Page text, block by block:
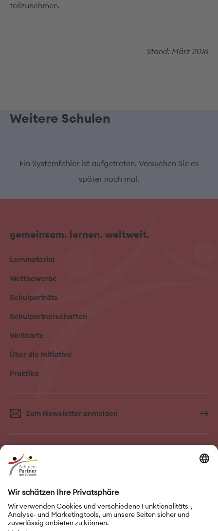
teilzunehmen.
Stand: März 2016
Weitere Schulen
Ein Systemfehler ist aufgetreten. Versuchen Sie es
später noch mal.
gemeinsam. lernen. weltweit.
Lernmaterial
Wettbewerbe
Schulporträts
Schulpartnerschaften
Weltkarte
Über die Initiative
Praktika
Zum Newsletter anmelden
FAQ–Häufige Fragen Kontakt
Nutzungsbedingungen
Datenschutz